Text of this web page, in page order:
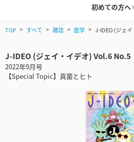
初めての方へ
TOP すべて 雑誌 医学 J-IDEO (ジェ
J-IDEO (ジェイ・イデオ) Vol.6 No.5
2022年9月号
【Special Topic】真菌とヒト